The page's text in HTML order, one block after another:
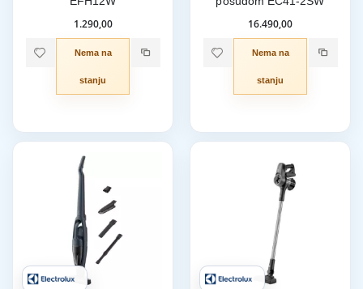
1.290,00
Nema na
stanju
16.490,00
Nema na
stanju